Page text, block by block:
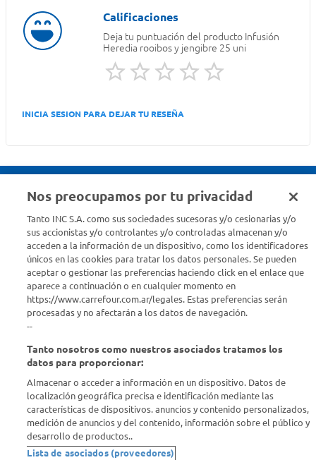
Deja tu puntuación del producto Infusión
Heredia rooibos y jengibre 25 uni
INICIA SESION PARA DEJAR TU RESEÑA
Estamos para ayudarte
¿Tenés una consulta? Comunicate con nosotros acá
Descubrí Carrefour
Conocenos
Info útil
Comprá Online
Nos preocupamos por tu privacidad
Tanto INC S.A. como sus sociedades sucesoras y/o cesionarias y/o
sus accionistas y/o controlantes y/o controladas almacenan y/o
acceden a la información de un dispositivo, como los identificadores
únicos en las cookies para tratar los datos personales. Se pueden
aceptar o gestionar las preferencias haciendo click en el enlace que
aparece a continuación o en cualquier momento en
https://www.carrefour.com.ar/legales. Estas preferencias serán
procesadas y no afectarán a los datos de navegación.
--
Tanto nosotros como nuestros asociados tratamos los
datos para proporcionar:
Almacenar o acceder a información en un dispositivo. Datos de
localización geográfica precisa e identificación mediante las
características de dispositivos. anuncios y contenido personalizados,
medición de anuncios y del contenido, información sobre el público y
desarrollo de productos..
Lista de asociados (proveedores)